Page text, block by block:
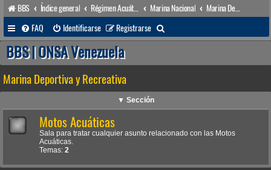
BBS Índice general Marina Nacional
Marina Deportiva y Recreativa
FAQ
Identificarse Registrarse
u
a
r
BBS | ONSA Venezuela
Marina Deportiva y Recreativa
▼ Sección
Motos Acuáticas
Sala para tratar cualquier asunto relacionado con las Motos
Acuáticas.
Temas: 2